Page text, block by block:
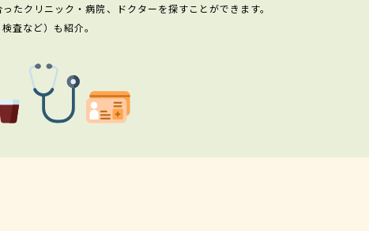
たクリニック・病院、ドクターを探すことができます。
査など）も紹介。